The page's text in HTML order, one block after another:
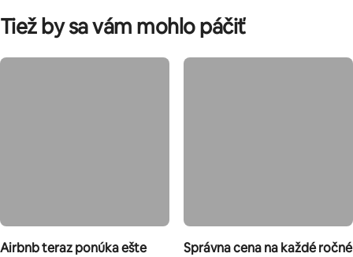
Tiež by sa vám mohlo páčiť
Airbnb teraz ponúka ešte
Správna cena na každé ročné